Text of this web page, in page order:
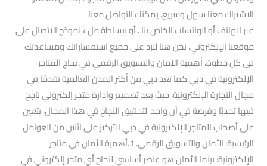
الاشتراك معنا سهل وسريع. يمكنك التواصل معنا
عبر الهاتف أو الواتساب الخاص بنا ، أو ببساطة ملء نموذج الاتصال على
موقعنا الإلكتروني. نحن هنا للرد على جميع استفساراتك ومساعدتك
في كل خطوة. أهمية الأمان والتسويق الرقمي في نجاح المتاجر
الإلكترونية في دبي كما تعد دبي من أكثر المدن العالمية تقدمًا في
مجال التجارة الإلكترونية، حيث يعد تصميم وإدارة متجر إلكتروني ناجح
فيها تحديًا وفرصة في آن واحد. لتحقيق النجاح في هذا المجال، يتعين
على أصحاب المتاجر الإلكترونية في دبي التركيز على اثنين من العوامل
الرئيسية: الأمان والتسويق الرقمي. 1.أهمية الأمان في متاجر
الإلكترونية: بينما الأمان هو عنصر أساسي لنجاح أي متجر إلكتروني في